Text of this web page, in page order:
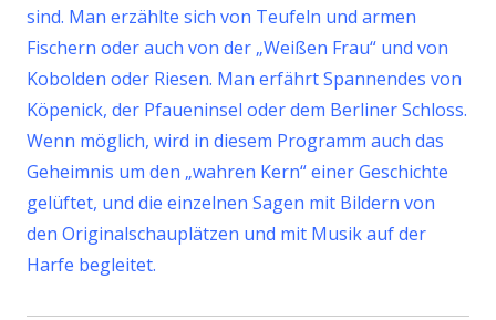
sind. Man erzählte sich von Teufeln und armen
Fischern oder auch von der „Weißen Frau“ und von
Kobolden oder Riesen. Man erfährt Spannendes von
Köpenick, der Pfaueninsel oder dem Berliner Schloss.
Wenn möglich, wird in diesem Programm auch das
Geheimnis um den „wahren Kern“ einer Geschichte
gelüftet, und die einzelnen Sagen mit Bildern von
den Originalschauplätzen und mit Musik auf der
Harfe begleitet.